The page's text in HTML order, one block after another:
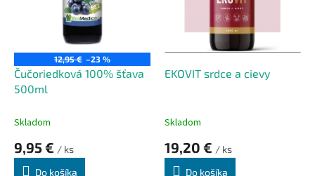
12,95 € –23 %
Čučoriedková 100% šťava
500ml
Skladom
9,95 € / ks
Do košíka
EKOVIT srdce a cievy
Skladom
19,20 € / ks
Do košíka